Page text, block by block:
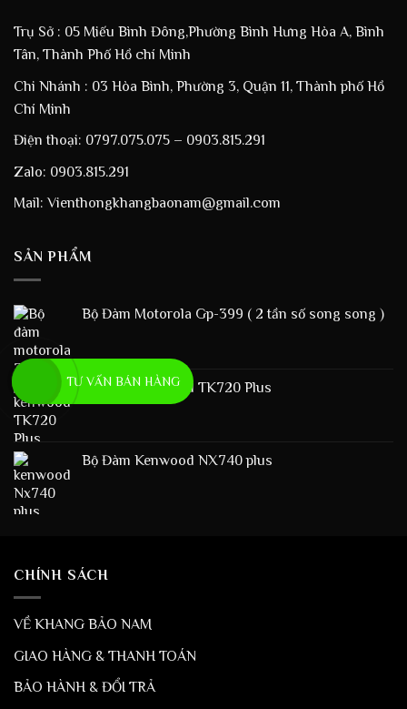
Trụ Sở : 05 Miếu Bình Đông,Phường Bình Hưng Hòa A, Bình
Tân, Thành Phố Hồ chí Minh
Chi Nhánh : 03 Hòa Bình, Phường 3, Quận 11, Thành phố Hồ
Chí Minh
Điện thoại: 0797.075.075 – 0903.815.291
Zalo: 0903.815.291
Mail: Vienthongkhangbaonam@gmail.com
SẢN PHẨM
Bộ Đàm Motorola Gp-399 ( 2 tần số song song )
Bộ Đàm Kenwood TK720 Plus
Bộ Đàm Kenwood NX740 plus
CHÍNH SÁCH
VỀ KHANG BẢO NAM
GIAO HÀNG & THANH TOÁN
BẢO HÀNH & ĐỔI TRẢ
TƯ VẤN BÁN HÀNG